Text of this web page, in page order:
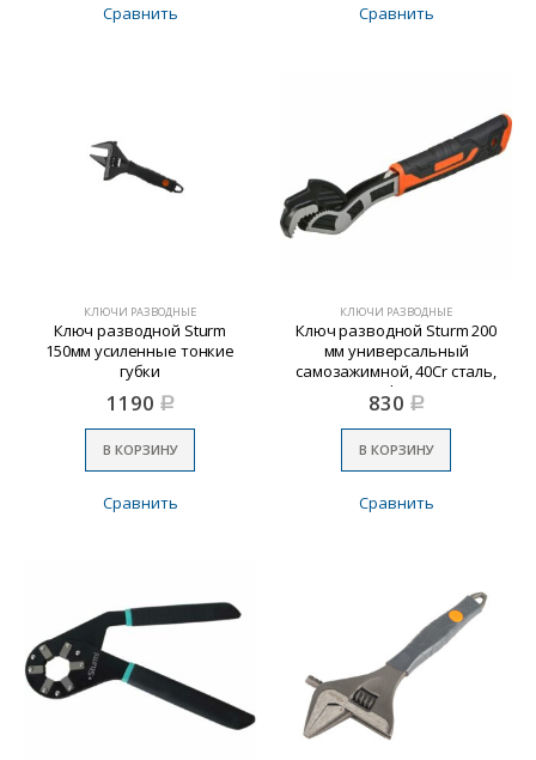
Сравнить Сравнить
КЛЮЧИ РАЗВОДНЫЕ
Ключ разводной Sturm
150мм усиленные тонкие
губки
1190 Р
В КОРЗИНУ
Сравнить
КЛЮЧИ РАЗВОДНЫЕ
Ключ разводной Sturm 200
мм универсальный
самозажимной, 40Cr сталь,
тефлон
830 Р
В КОРЗИНУ
Сравнить